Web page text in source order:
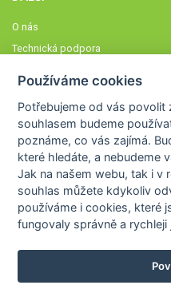
O nás
Technická podpora
Členové STOBklubu
Zásady nakládání s osobními údaji
Otestujte se
Spočítejte si
Výzva 52
Používáme cookies
Potřebujeme od vás povolit
souhlasem budeme
poznáme,co vás zajímá.
které hledáte, a nebudeme
Jak na našem webu, tak i v
souhlas můžete kdykoliv
používáme i cookies, které
fungovaly správně a